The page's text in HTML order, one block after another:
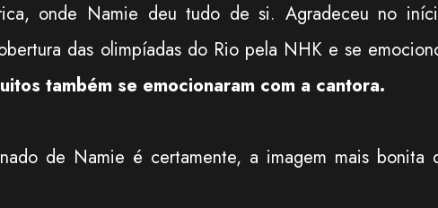
onde Namie deu tudo de si. Agradeceu no
das olimpíadas do Rio pela NHK e se
também se emocionaram com a cantora.
de Namie é certamente, a imagem mais bonita